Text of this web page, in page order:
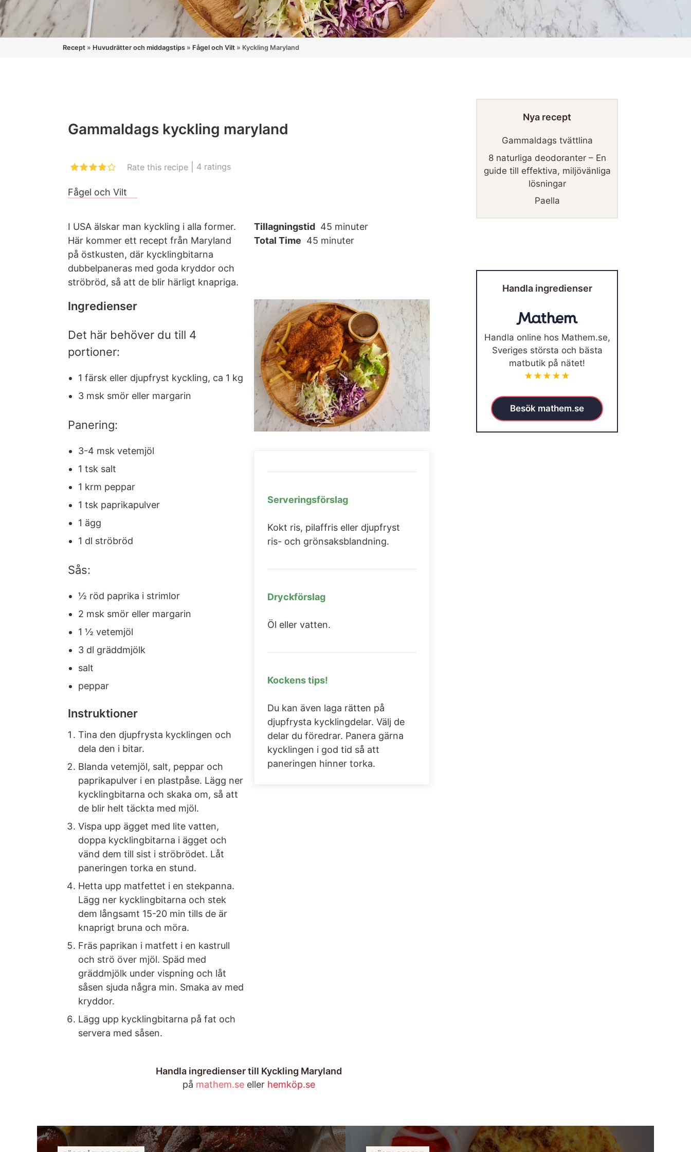
Recept » Huvudrätter och middagstips » Fågel och Vilt » Kyckling Maryland
Gammaldags kyckling maryland
Rate this recipe 4 ratings
Fågel och Vilt
I USA älskar man kyckling i alla former.
Här kommer ett recept från Maryland
på östkusten, där kycklingbitarna
dubbelpaneras med goda kryddor och
ströbröd, så att de blir härligt knapriga.
Tillagningstid 45 minuter
Total Time 45 minuter
Ingredienser
Det här behöver du till 4
portioner:
1 färsk eller djupfryst kyckling, ca 1 kg
3 msk smör eller margarin
Panering:
3-4 msk vetemjöl
1 tsk salt
1 krm peppar
1 tsk paprikapulver
1 ägg
1 dl ströbröd
Sås:
½ röd paprika i strimlor
2 msk smör eller margarin
1 ½ vetemjöl
3 dl gräddmjölk
salt
peppar
Instruktioner
Tina den djupfrysta kycklingen och
dela den i bitar.
Blanda vetemjöl, salt, peppar och
paprikapulver i en plastpåse. Lägg ner
kycklingbitarna och skaka om, så att
de blir helt täckta med mjöl.
Vispa upp ägget med lite vatten,
doppa kycklingbitarna i ägget och
vänd dem till sist i ströbrödet. Låt
paneringen torka en stund.
Hetta upp matfettet i en stekpanna.
Lägg ner kycklingbitarna och stek
dem långsamt 15-20 min tills de är
knaprigt bruna och möra.
Fräs paprikan i matfett i en kastrull
och strö över mjöl. Späd med
gräddmjölk under vispning och låt
såsen sjuda några min. Smaka av med
kryddor.
Lägg upp kycklingbitarna på fat och
servera med såsen.
Serveringsförslag
Kokt ris, pilaffris eller djupfryst
ris- och grönsaksblandning.
Dryckförslag
Öl eller vatten.
Kockens tips!
Du kan även laga rätten på
djupfrysta kycklingdelar. Välj de
delar du föredrar. Panera gärna
kycklingen i god tid så att
paneringen hinner torka.
Handla ingredienser till Kyckling Maryland
på mathem.se eller hemköp.se
Nya recept
Gammaldags tvättlina
8 naturliga deodoranter – En
guide till effektiva, miljövänliga
lösningar
Paella
Handla ingredienser
Handla online hos Mathem.se,
Sveriges största och bästa
matbutik på nätet!
★★★★★
Besök mathem.se